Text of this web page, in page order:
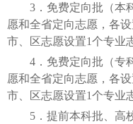
3．免费定向批（本科
愿和全省定向志愿，各
市、区志愿设置1个专业
4．免费定向批（专科
愿和全省定向志愿，各
市、区志愿设置1个专业
5．提前本科批、高校